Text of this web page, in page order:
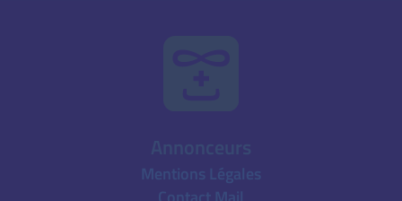
Mentions Légales